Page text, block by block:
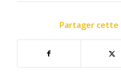
Partager cette